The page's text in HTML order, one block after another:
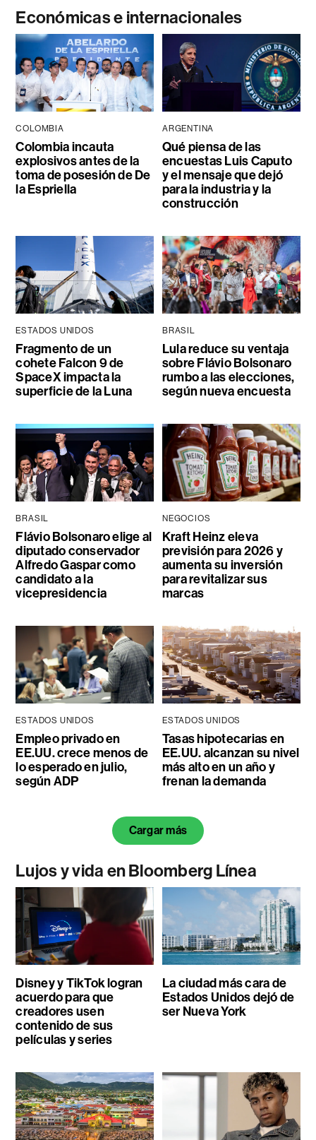
Económicas e internacionales
COLOMBIA
Colombia incauta
explosivos antes de la
toma de posesión de De
la Espriella
ARGENTINA
Qué piensa de las
encuestas Luis Caputo
y el mensaje que dejó
para la industria y la
construcción
ESTADOS UNIDOS
Fragmento de un
cohete Falcon 9 de
SpaceX impacta la
superficie de la Luna
BRASIL
Lula reduce su ventaja
sobre Flávio Bolsonaro
rumbo a las elecciones,
según nueva encuesta
BRASIL
Flávio Bolsonaro elige al
diputado conservador
Alfredo Gaspar como
candidato a la
vicepresidencia
NEGOCIOS
Kraft Heinz eleva
previsión para 2026 y
aumenta su inversión
para revitalizar sus
marcas
ESTADOS UNIDOS
Empleo privado en
EE.UU. crece menos de
lo esperado en julio,
según ADP
ESTADOS UNIDOS
Tasas hipotecarias en
EE.UU. alcanzan su nivel
más alto en un año y
frenan la demanda
Cargar más
Lujos y vida en Bloomberg Línea
Disney y TikTok logran
acuerdo para que
creadores usen
contenido de sus
películas y series
La ciudad más cara de
Estados Unidos dejó de
ser Nueva York